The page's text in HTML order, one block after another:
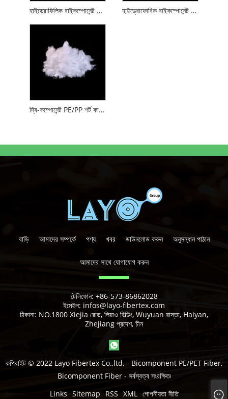
হাইড্রোফিলিক বাইকম্পোনেন্ট PE/PP ফাইবার হাইড্রোফোবিক বাইকম্পোনেন্ট পিই/পিপি ফাইবার
দ্বি-কম্পোনেন্ট PE/PP শর্ট কাট ফাইবার
বাড়ি আমাদের সম্পর্কে পণ্য খবর ডাউনলোড করুন অনুসন্ধান পাঠান
আমাদের সাথে যোগাযোগ করুন
টেলিফোন: +86-573-86862028
ইমেইল: infos@layo-fibertex.com
ঠিকানা: NO.1800 Xiejia রোড, লিয়াও বিল্ডিং, Wuyuan রাস্তা, Haiyan,
Zhejiang প্রদেশ, চীন
কপিরাইট © 2022 Layo Fibertex Co.,ltd. - Bicomponent PE/PET Fiber,
Bicomponent Fiber - সর্বস্বত্ব সংরক্ষিত৷
Links Sitemap RSS XML গোপনীয়তা নীতি